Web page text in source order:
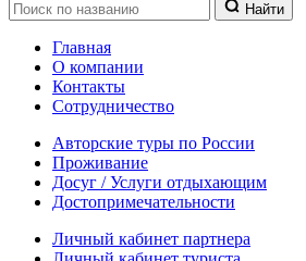
Найти
Главная
О компании
Контакты
Сотрудничество
Авторские туры по России
Проживание
Досуг / Услуги отдыхающим
Достопримечательности
Личный кабинет партнера